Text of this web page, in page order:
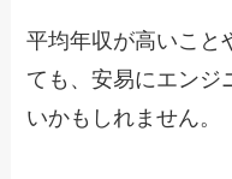
平均年収が高いこと
ても、安易にエンジ
いかもしれません。